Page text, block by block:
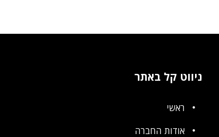
ניווט קל באתר
ראשי
אודות החברה